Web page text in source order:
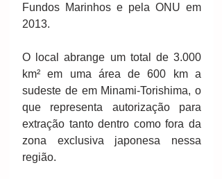
Fundos Marinhos e pela ONU em
2013.
O local abrange um total de 3.000
km² em uma área de 600 km a
sudeste de em Minami-Torishima, o
que representa autorização para
extração tanto dentro como fora da
zona exclusiva japonesa nessa
região.